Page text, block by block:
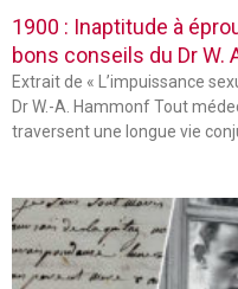
1900 : Inaptitude à
bons conseils du Dr W.
Extrait de « L’impuissance
Dr W.-A. Hammonf Tout
traversent une longue vie